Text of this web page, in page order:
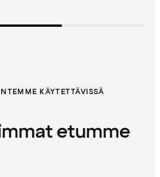
KÄYTETTÄVISSÄ
etumme